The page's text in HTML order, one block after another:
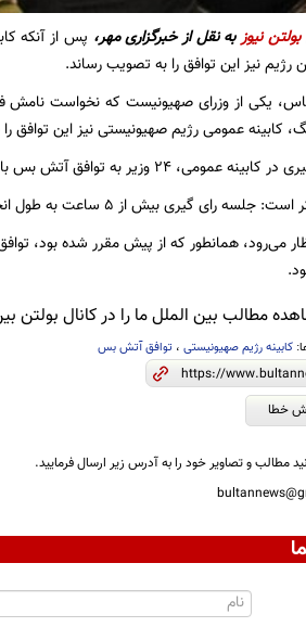
بولتن نیوزبه نقل از خبرگزاری مهر، پس از آنکه
رژیم نیز این توافق را به تصویب رساند.
یکی از وزرای صهیونیست که نخواست نامش
کابینه عمومی رژیم صهیونیستی نیز این توافق
به توافق آتش بس با جنبش حماس رای موافق دادند و ۸ وزیر با آن مخالفت کردند.
بیش از ۵ ساعت به طول انجامید و تمامی وزرا نظرات خود را پیرامون این توافق اعلام کردند.
می‌رود، همانطور که از پیش مقرر شده بود،
مطالب بین الملل ما را در کانال بولتن
کابینه رژیم صهیونیستی، توافق آتش بس
خطا
مطالب و تصاویر خود را به آدرس زیر ارسال فرمایید.